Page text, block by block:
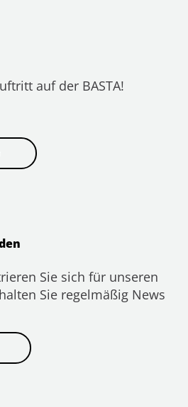
auf der BASTA!
Sie sich für unseren
Sie regelmäßig News